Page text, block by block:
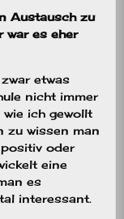
Austausch zu
war es eher
etwas
nicht immer
ich gewollt
zu wissen man
oder
eine
es
interessant.